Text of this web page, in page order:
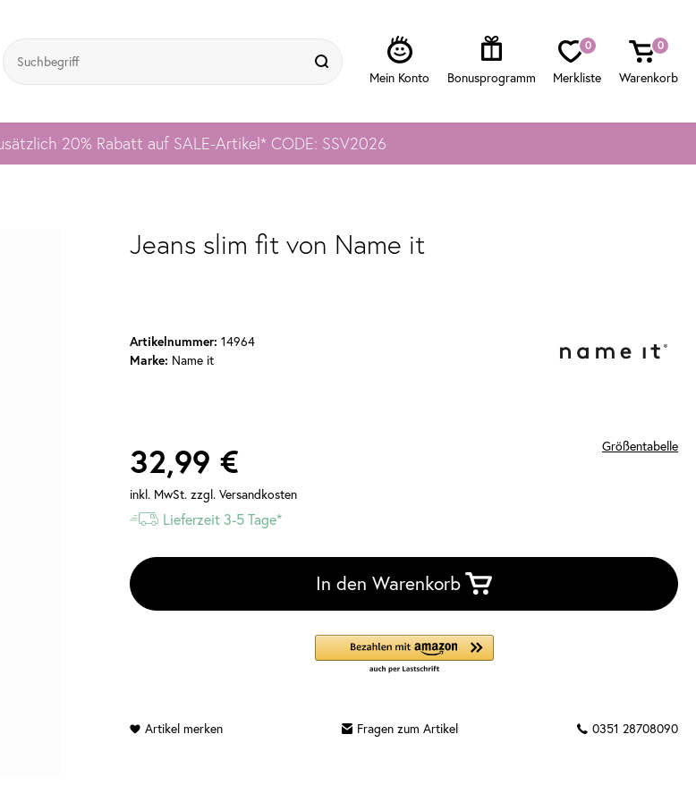
0 0
20% Rabatt auf SALE-Artikel* CODE: SSV2026
Jeans slim fit von Name it
Artikelnummer: 14964
Marke: Name it
Größentabelle
32,99 €
inkl. MwSt.zzgl. Versandkosten
Lieferzeit 3-5 Tage*
In den Warenkorb
Fragen zum Artikel 0351 28708090